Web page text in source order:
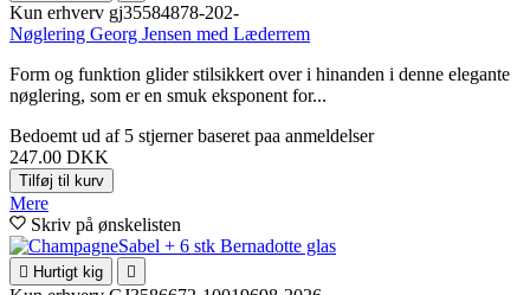
Kun erhverv gj35584878-202-
Nøglering Georg Jensen med Læderrem
Form og funktion glider stilsikkert over i hinanden i denne elegante
nøglering, som er en smuk eksponent for...
Bedoemt ud af 5 stjerner baseret paa anmeldelser
247.00 DKK
Tilføj til kurv
Mere
Skriv på ønskelisten
 Hurtigt kig 